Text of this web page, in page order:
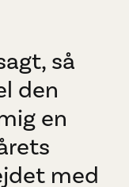
så
den
en
med